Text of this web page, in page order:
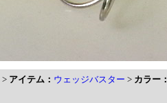
> アイテム： ウェッジバスター > カラー：